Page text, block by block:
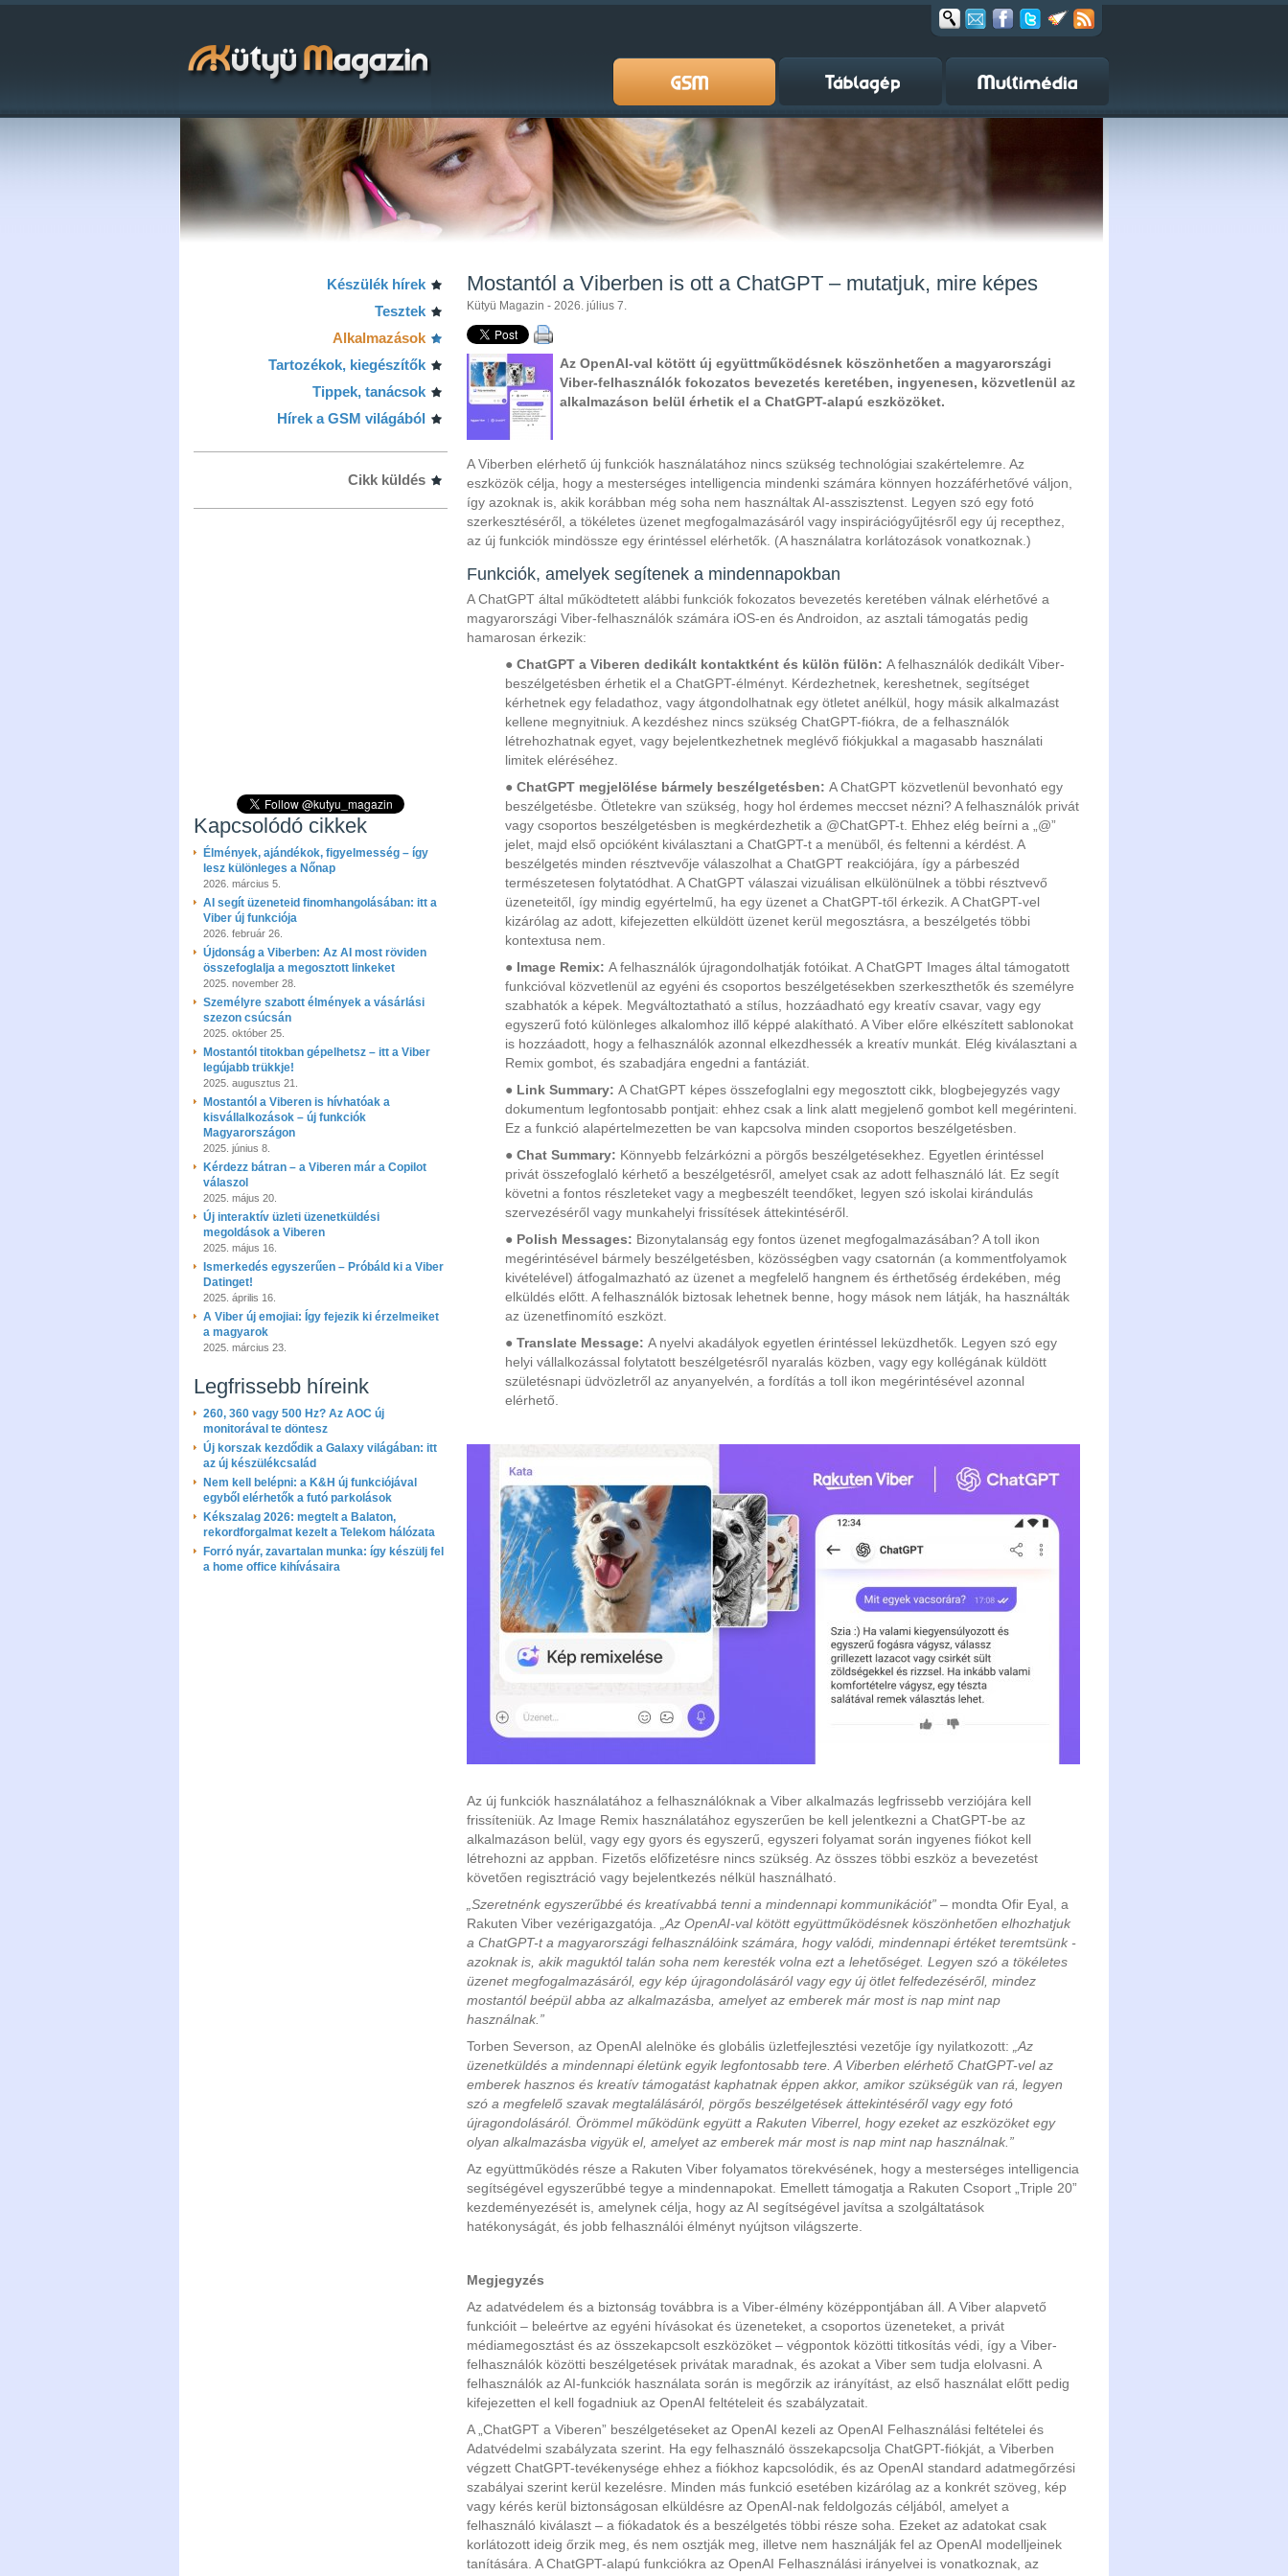
Készülék hírek
Tesztek
Alkalmazások
Tartozékok, kiegészítők
Tippek, tanácsok
Hírek a GSM világából
Cikk küldés
Kapcsolódó cikkek
Élmények, ajándékok, figyelmesség – így
lesz különleges a Nőnap
2026. március 5.
AI segít üzeneteid finomhangolásában: itt a
Viber új funkciója
2026. február 26.
Újdonság a Viberben: Az AI most röviden
összefoglalja a megosztott linkeket
2025. november 28.
Személyre szabott élmények a vásárlási
szezon csúcsán
2025. október 25.
Mostantól titokban gépelhetsz – itt a Viber
legújabb trükkje!
2025. augusztus 21.
Mostantól a Viberen is hívhatóak a
kisvállalkozások – új funkciók
Magyarországon
2025. június 8.
Kérdezz bátran – a Viberen már a Copilot
válaszol
2025. május 20.
Új interaktív üzleti üzenetküldési
megoldások a Viberen
2025. május 16.
Ismerkedés egyszerűen – Próbáld ki a Viber
Datinget!
2025. április 16.
A Viber új emojiai: Így fejezik ki érzelmeiket
a magyarok
2025. március 23.
Legfrissebb híreink
260, 360 vagy 500 Hz? Az AOC új
monitorával te döntesz
Új korszak kezdődik a Galaxy világában: itt
az új készülékcsalád
Nem kell belépni: a K&H új funkciójával
egyből elérhetők a futó parkolások
Kékszalag 2026: megtelt a Balaton,
rekordforgalmat kezelt a Telekom hálózata
Forró nyár, zavartalan munka: így készülj fel
a home office kihívásaira
Mostantól a Viberben is ott a ChatGPT – mutatjuk, mire képes
Kütyü Magazin - 2026. július 7.
Az OpenAI-val kötött új együttműködésnek köszönhetően a magyarországi
Viber-felhasználók fokozatos bevezetés keretében, ingyenesen, közvetlenül az
alkalmazáson belül érhetik el a ChatGPT-alapú eszközöket.
A Viberben elérhető új funkciók használatához nincs szükség technológiai szakértelemre. Az
eszközök célja, hogy a mesterséges intelligencia mindenki számára könnyen hozzáférhetővé váljon,
így azoknak is, akik korábban még soha nem használtak AI-asszisztenst. Legyen szó egy fotó
szerkesztéséről, a tökéletes üzenet megfogalmazásáról vagy inspirációgyűjtésről egy új recepthez,
az új funkciók mindössze egy érintéssel elérhetők. (A használatra korlátozások vonatkoznak.)
Funkciók, amelyek segítenek a mindennapokban
A ChatGPT által működtetett alábbi funkciók fokozatos bevezetés keretében válnak elérhetővé a
magyarországi Viber-felhasználók számára iOS-en és Androidon, az asztali támogatás pedig
hamarosan érkezik:
● ChatGPT a Viberen dedikált kontaktként és külön fülön: A felhasználók dedikált Viber-
beszélgetésben érhetik el a ChatGPT-élményt. Kérdezhetnek, kereshetnek, segítséget
kérhetnek egy feladathoz, vagy átgondolhatnak egy ötletet anélkül, hogy másik alkalmazást
kellene megnyitniuk. A kezdéshez nincs szükség ChatGPT-fiókra, de a felhasználók
létrehozhatnak egyet, vagy bejelentkezhetnek meglévő fiókjukkal a magasabb használati
limitek eléréséhez.
● ChatGPT megjelölése bármely beszélgetésben: A ChatGPT közvetlenül bevonható egy
beszélgetésbe. Ötletekre van szükség, hogy hol érdemes meccset nézni? A felhasználók privát
vagy csoportos beszélgetésben is megkérdezhetik a @ChatGPT-t. Ehhez elég beírni a „@”
jelet, majd első opcióként kiválasztani a ChatGPT-t a menüből, és feltenni a kérdést. A
beszélgetés minden résztvevője válaszolhat a ChatGPT reakciójára, így a párbeszéd
természetesen folytatódhat. A ChatGPT válaszai vizuálisan elkülönülnek a többi résztvevő
üzeneteitől, így mindig egyértelmű, ha egy üzenet a ChatGPT-től érkezik. A ChatGPT-vel
kizárólag az adott, kifejezetten elküldött üzenet kerül megosztásra, a beszélgetés többi
kontextusa nem.
● Image Remix: A felhasználók újragondolhatják fotóikat. A ChatGPT Images által támogatott
funkcióval közvetlenül az egyéni és csoportos beszélgetésekben szerkeszthetők és személyre
szabhatók a képek. Megváltoztatható a stílus, hozzáadható egy kreatív csavar, vagy egy
egyszerű fotó különleges alkalomhoz illő képpé alakítható. A Viber előre elkészített sablonokat
is hozzáadott, hogy a felhasználók azonnal elkezdhessék a kreatív munkát. Elég kiválasztani a
Remix gombot, és szabadjára engedni a fantáziát.
● Link Summary: A ChatGPT képes összefoglalni egy megosztott cikk, blogbejegyzés vagy
dokumentum legfontosabb pontjait: ehhez csak a link alatt megjelenő gombot kell megérinteni.
Ez a funkció alapértelmezetten be van kapcsolva minden csoportos beszélgetésben.
● Chat Summary: Könnyebb felzárkózni a pörgős beszélgetésekhez. Egyetlen érintéssel
privát összefoglaló kérhető a beszélgetésről, amelyet csak az adott felhasználó lát. Ez segít
követni a fontos részleteket vagy a megbeszélt teendőket, legyen szó iskolai kirándulás
szervezéséről vagy munkahelyi frissítések áttekintéséről.
● Polish Messages: Bizonytalanság egy fontos üzenet megfogalmazásában? A toll ikon
megérintésével bármely beszélgetésben, közösségben vagy csatornán (a kommentfolyamok
kivételével) átfogalmazható az üzenet a megfelelő hangnem és érthetőség érdekében, még
elküldés előtt. A felhasználók biztosak lehetnek benne, hogy mások nem látják, ha használták
az üzenetfinomító eszközt.
● Translate Message: A nyelvi akadályok egyetlen érintéssel leküzdhetők. Legyen szó egy
helyi vállalkozással folytatott beszélgetésről nyaralás közben, vagy egy kollégának küldött
születésnapi üdvözletről az anyanyelvén, a fordítás a toll ikon megérintésével azonnal
elérhető.
Az új funkciók használatához a felhasználóknak a Viber alkalmazás legfrissebb verziójára kell
frissíteniük. Az Image Remix használatához egyszerűen be kell jelentkezni a ChatGPT-be az
alkalmazáson belül, vagy egy gyors és egyszerű, egyszeri folyamat során ingyenes fiókot kell
létrehozni az appban. Fizetős előfizetésre nincs szükség. Az összes többi eszköz a bevezetést
követően regisztráció vagy bejelentkezés nélkül használható.
„Szeretnénk egyszerűbbé és kreatívabbá tenni a mindennapi kommunikációt” – mondta Ofir Eyal, a
Rakuten Viber vezérigazgatója.
„Az OpenAI-val kötött együttműködésnek köszönhetően elhozhatjuk
a ChatGPT-t a magyarországi felhasználóink számára, hogy valódi, mindennapi értéket teremtsünk -
azoknak is, akik maguktól talán soha nem keresték volna ezt a lehetőséget. Legyen szó a tökéletes
üzenet megfogalmazásáról, egy kép újragondolásáról vagy egy új ötlet felfedezéséről, mindez
mostantól beépül abba az alkalmazásba, amelyet az emberek már most is nap mint nap
használnak.”
Torben Severson, az OpenAI alelnöke és globális üzletfejlesztési vezetője így nyilatkozott:
„Az
üzenetküldés a mindennapi életünk egyik legfontosabb tere. A Viberben elérhető ChatGPT-vel az
emberek hasznos és kreatív támogatást kaphatnak éppen akkor, amikor szükségük van rá, legyen
szó a megfelelő szavak megtalálásáról, pörgős beszélgetések áttekintéséről vagy egy fotó
újragondolásáról. Örömmel működünk együtt a Rakuten Viberrel, hogy ezeket az eszközöket egy
olyan alkalmazásba vigyük el, amelyet az emberek már most is nap mint nap használnak.”
Az együttműködés része a Rakuten Viber folyamatos törekvésének, hogy a mesterséges intelligencia
segítségével egyszerűbbé tegye a mindennapokat. Emellett támogatja a Rakuten Csoport „Triple 20”
kezdeményezését is, amelynek célja, hogy az AI segítségével javítsa a szolgáltatások
hatékonyságát, és jobb felhasználói élményt nyújtson világszerte.
Megjegyzés
Az adatvédelem és a biztonság továbbra is a Viber-élmény középpontjában áll. A Viber alapvető
funkcióit – beleértve az egyéni hívásokat és üzeneteket, a csoportos üzeneteket, a privát
médiamegosztást és az összekapcsolt eszközöket – végpontok közötti titkosítás védi, így a Viber-
felhasználók közötti beszélgetések privátak maradnak, és azokat a Viber sem tudja elolvasni. A
felhasználók az AI-funkciók használata során is megőrzik az irányítást, az első használat előtt pedig
kifejezetten el kell fogadniuk az OpenAI feltételeit és szabályzatait.
A „ChatGPT a Viberen” beszélgetéseket az OpenAI kezeli az OpenAI Felhasználási feltételei és
Adatvédelmi szabályzata szerint. Ha egy felhasználó összekapcsolja ChatGPT-fiókját, a Viberben
végzett ChatGPT-tevékenysége ehhez a fiókhoz kapcsolódik, és az OpenAI standard adatmegőrzési
szabályai szerint kerül kezelésre. Minden más funkció esetében kizárólag az a konkrét szöveg, kép
vagy kérés kerül biztonságosan elküldésre az OpenAI-nak feldolgozás céljából, amelyet a
felhasználó kiválaszt – a fiókadatok és a beszélgetés többi része soha. Ezeket az adatokat csak
korlátozott ideig őrzik meg, és nem osztják meg, illetve nem használják fel az OpenAI modelljeinek
tanítására. A ChatGPT-alapú funkciókra az OpenAI Felhasználási irányelvei is vonatkoznak, az